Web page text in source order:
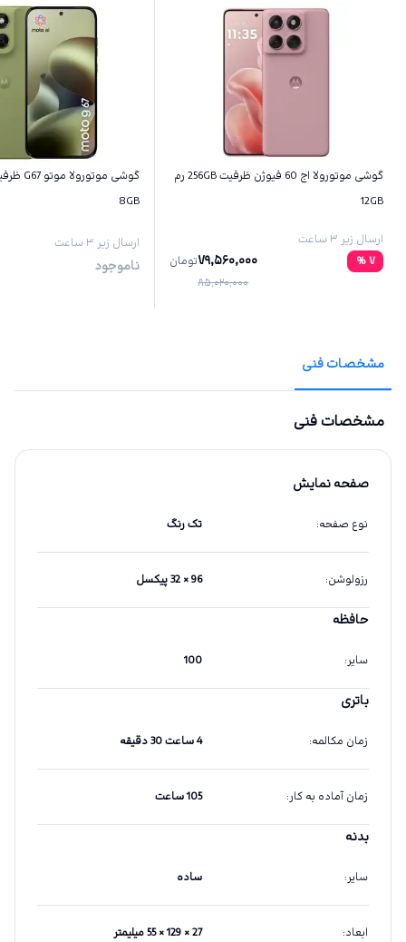
گوشی موتورولا اج 60 فیوژن ظرفیت 256GB رم
12GB
ارسال زیر ۳ ساعت
7
%
79,560,000
85,020,000
تومان
8GB
ارسال زیر ۳ ساعت
ناموجود
مشخصات فنی
مشخصات فنی
صفحه نمایش
نوع صفحه: تک رنگ
رزولوشن: 96 × 32 پیکسل
حافظه
سایر:
100
باتری
زمان مکالمه: 4 ساعت 30 دقیقه
زمان آماده به کار: 105 ساعت
بدنه
سایر: ساده
ابعاد: 27 × 129 × 55 میلیمتر